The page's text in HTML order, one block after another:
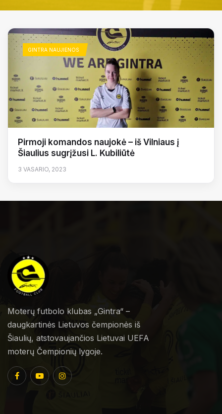
GINTRA NAUJIENOS
Pirmoji komandos naujokė – iš Vilniaus į
Šiaulius sugrįžusi L. Kubiliūtė
3 VASARIO, 2023
Moterų futbolo klubas „Gintra“ –
daugkartinės Lietuvos čempionės iš
Šiaulių, atstovaujančios Lietuvai UEFA
moterų Čempionių lygoje.